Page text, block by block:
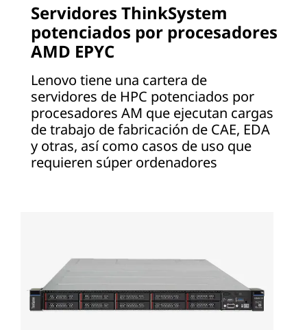
Servidores ThinkSystem
potenciados por procesadores
AMD EPYC
Lenovo tiene una cartera de
servidores de HPC potenciados por
procesadores AM que ejecutan cargas
de trabajo de fabricación de CAE, EDA
y otras, así como casos de uso que
requieren súper ordenadores